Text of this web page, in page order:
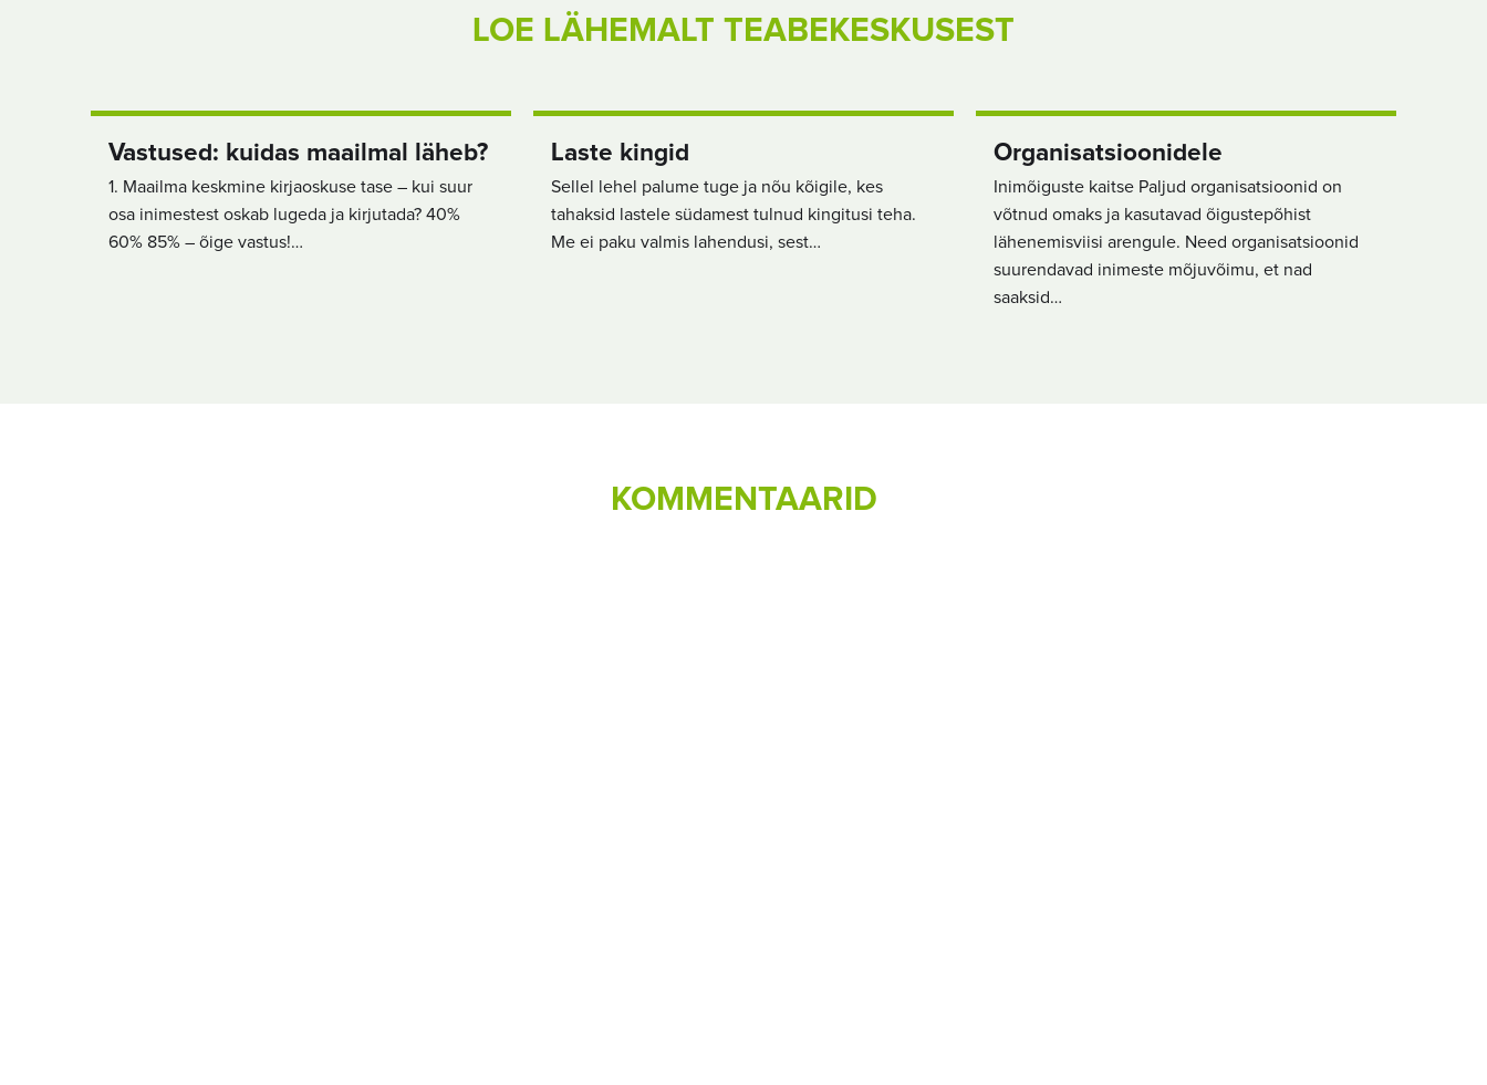
LOE LÄHEMALT TEABEKESKUSEST
Vastused: kuidas maailmal läheb?
1. Maailma keskmine kirjaoskuse tase – kui suur
osa inimestest oskab lugeda ja kirjutada? 40%
60% 85% – õige vastus!…
Laste kingid
Sellel lehel palume tuge ja nõu kõigile, kes
tahaksid lastele südamest tulnud kingitusi teha.
Me ei paku valmis lahendusi, sest…
Organisatsioonidele
Inimõiguste kaitse Paljud organisatsioonid on
võtnud omaks ja kasutavad õigustepõhist
lähenemisviisi arengule. Need organisatsioonid
suurendavad inimeste mõjuvõimu, et nad
saaksid…
KOMMENTAARID